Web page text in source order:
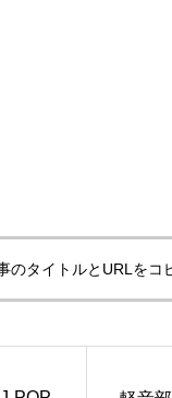
のタイトルとURLをコ